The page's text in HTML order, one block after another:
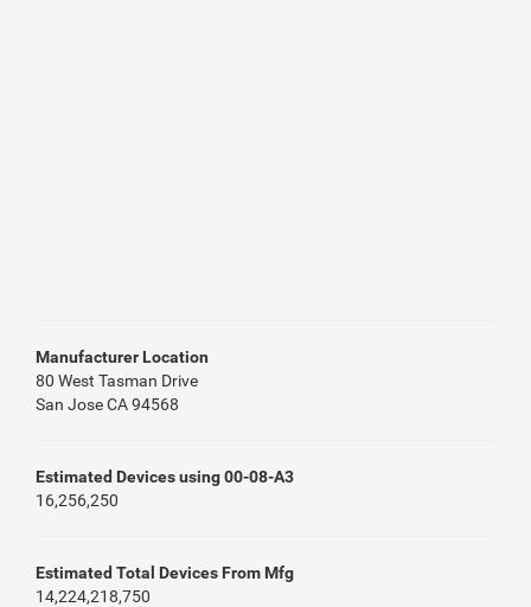
Manufacturer Location
80 West Tasman Drive
San Jose CA 94568
Estimated Devices using 00-08-A3
16,256,250
Estimated Total Devices From Mfg
14,224,218,750